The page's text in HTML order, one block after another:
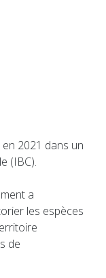
en 2021 dans un
(IBC).
a
les espèces
de